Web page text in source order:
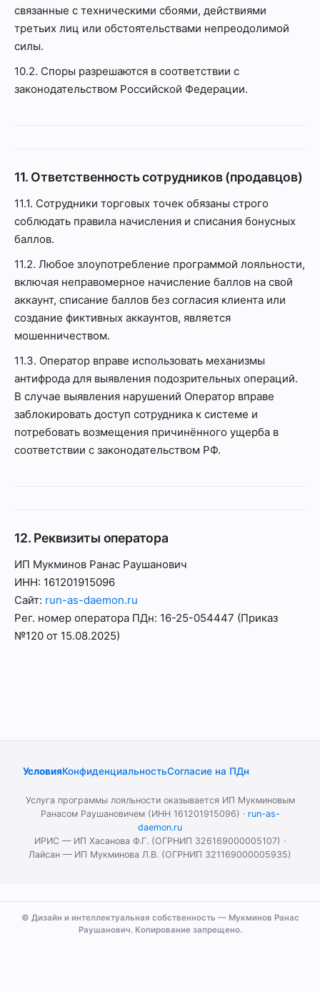
связанные с техническими сбоями, действиями
третьих лиц или обстоятельствами непреодолимой
силы.
10.2. Споры разрешаются в соответствии с
законодательством Российской Федерации.
11. Ответственность сотрудников (продавцов)
11.1. Сотрудники торговых точек обязаны строго
соблюдать правила начисления и списания бонусных
баллов.
11.2. Любое злоупотребление программой лояльности,
включая неправомерное начисление баллов на свой
аккаунт, списание баллов без согласия клиента или
создание фиктивных аккаунтов, является
мошенничеством.
11.3. Оператор вправе использовать механизмы
антифрода для выявления подозрительных операций.
В случае выявления нарушений Оператор вправе
заблокировать доступ сотрудника к системе и
потребовать возмещения причинённого ущерба в
соответствии с законодательством РФ.
12. Реквизиты оператора
ИП Мукминов Ранас Раушанович
ИНН: 161201915096
Сайт: run-as-daemon.ru
Рег. номер оператора ПДн: 16-25-054447 (Приказ
№120 от 15.08.2025)
УсловияКонфиденциальностьСогласие на ПДн
Услуга программы лояльности оказывается ИП Мукминовым
Ранасом Раушановичем (ИНН 161201915096) · run-as-
daemon.ru
ИРИС — ИП Хасанова Ф.Г. (ОГРНИП 326169000005107) ·
Лайсан — ИП Мукминова Л.В. (ОГРНИП 321169000005935)
© Дизайн и интеллектуальная собственность — Мукминов Ранас
Раушанович. Копирование запрещено.